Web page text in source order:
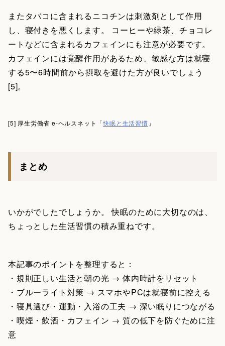
またタバコに含まれるニコチンは刺激剤として作用
し、寝付きを悪くします。 コーヒーや緑茶、チョコレ
ートなどに含まれるカフェインにも注意が必要です。
カフェインには覚醒作用があるため、敏感な方は就寝
する5〜6時間前から摂取を避けた方が良いでしょう
[5]。
[5] 厚生労働省 e-ヘルスネット「快眠と生活習慣 」
まとめ
いかがでしたでしょうか。 快眠のために大切なのは、
ちょっとした生活習慣の積み重ねです。
本記事のポイントを整理すると：
・規則正しい生活と朝の光 → 体内時計をリセット
・ブルーライト対策 → スマホやPCは就寝前に控える
・寝具選び・運動・入浴の工夫 → 深い眠りにつながる
・喫煙・飲酒・カフェイン → 質の低下を防ぐために注
意